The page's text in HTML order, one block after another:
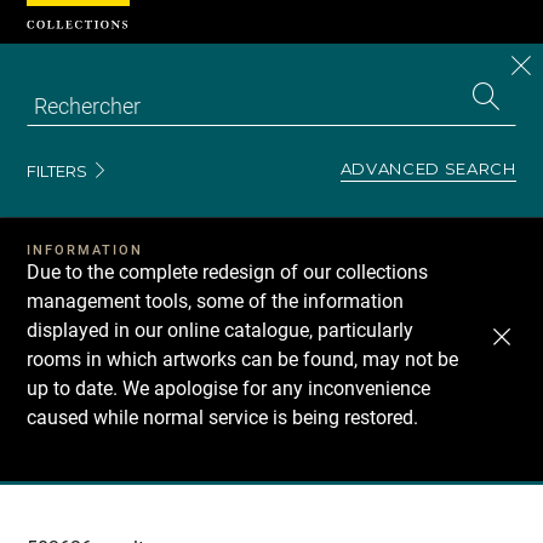
FILTERS ADVANCED SEARCH
INFORMATION
Due to the complete redesign of our collections
management tools, some of the information
displayed in our online catalogue, particularly
rooms in which artworks can be found, may not be
up to date. We apologise for any inconvenience
caused while normal service is being restored.
Recherche
Cookies management panel